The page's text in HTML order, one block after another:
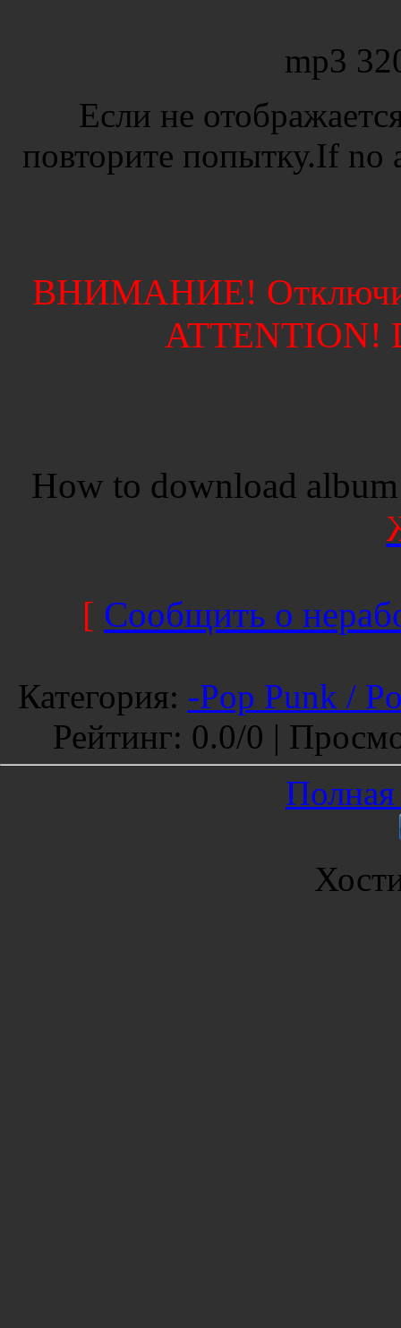
mp3
Если не
повторите попытку.If
ВНИМАНИЕ!
ATTENTION!
How to download
[ Сообщить о
Категория: -Pop Punk /
Рейтинг: 0.0/0 |
Полная